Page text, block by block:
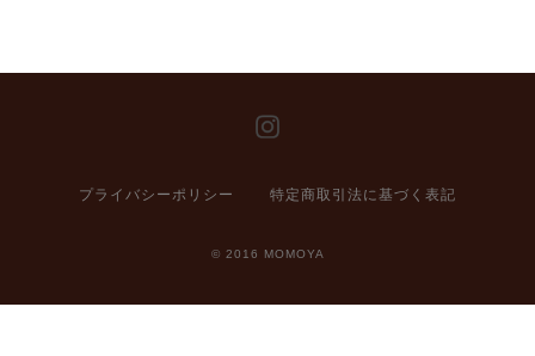
プライバシーポリシー 特定商取引法に基づく表記
© 2016 MOMOYA